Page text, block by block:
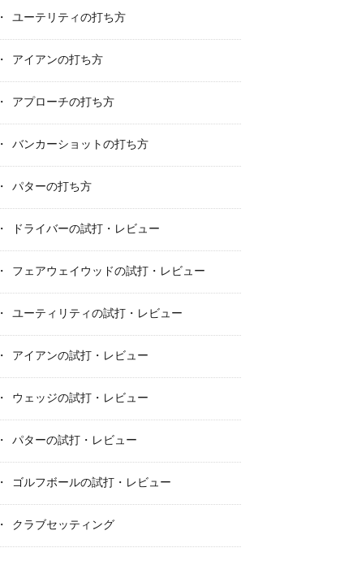
ユーテリティの打ち方
アイアンの打ち方
アプローチの打ち方
バンカーショットの打ち方
パターの打ち方
ドライバーの試打・レビュー
フェアウェイウッドの試打・レビュー
ユーティリティの試打・レビュー
アイアンの試打・レビュー
ウェッジの試打・レビュー
パターの試打・レビュー
ゴルフボールの試打・レビュー
クラブセッティング